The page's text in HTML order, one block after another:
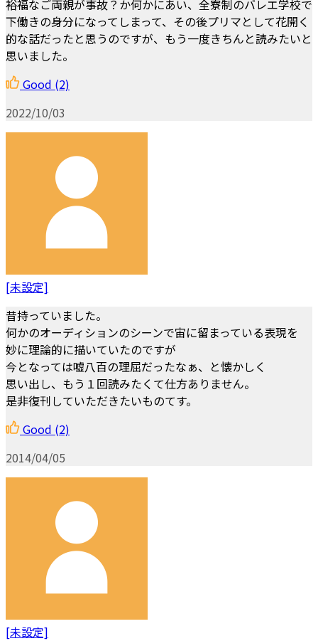
裕福なご両親が事故？か何かにあい、全寮制のバレエ学校で
下働きの身分になってしまって、その後プリマとして花開く
的な話だったと思うのですが、もう一度きちんと読みたいと
思いました。
Good (2)
2022/10/03
[未設定]
昔持っていました。
何かのオーディションのシーンで宙に留まっている表現を
妙に理論的に描いていたのですが
今となっては嘘八百の理屈だったなぁ、と懐かしく
思い出し、もう１回読みたくて仕方ありません。
是非復刊していただきたいものてす。
Good (2)
2014/04/05
[未設定]